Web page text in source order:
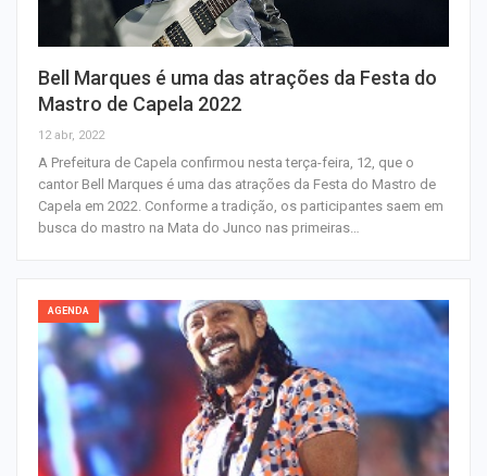
Bell Marques é uma das atrações da Festa do
Mastro de Capela 2022
12 abr, 2022
A Prefeitura de Capela confirmou nesta terça-feira, 12, que o
cantor Bell Marques é uma das atrações da Festa do Mastro de
Capela em 2022. Conforme a tradição, os participantes saem em
busca do mastro na Mata do Junco nas primeiras…
AGENDA